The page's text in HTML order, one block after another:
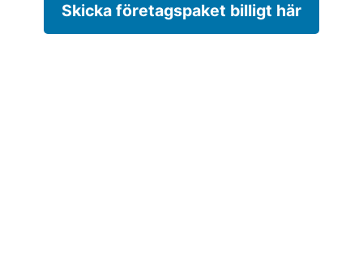
Skicka företagspaket billigt här